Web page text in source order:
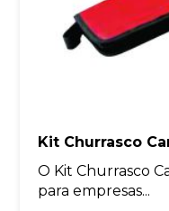
Kit Churrasco
O Kit Churrasco
para empresas...